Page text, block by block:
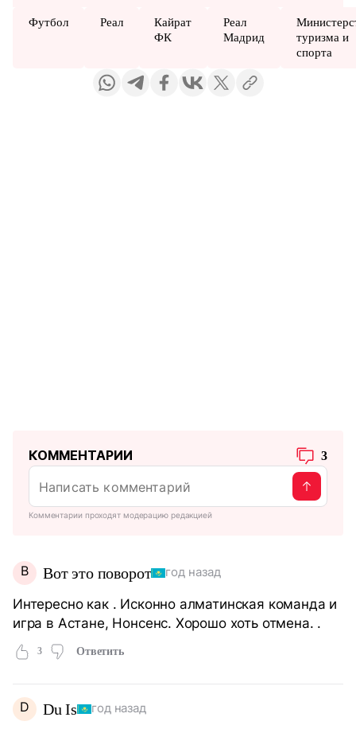
Футбол Реал
Кайрат
ФК
Реал
Мадрид
туризма и
спорта
КОММЕНТАРИИ 3
Комментарии проходят модерацию редакцией
В Вот это поворот год назад
Интересно как . Исконно алматинская команда и
игра в Астане, Нонсенс. Хорошо хоть отмена. .
3 Ответить
D Du Is год назад